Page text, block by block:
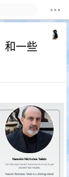
和一些